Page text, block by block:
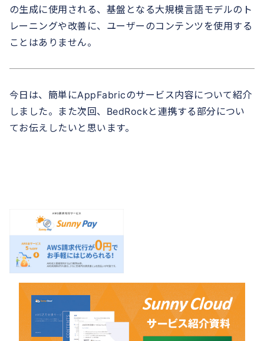
の生成に使用される、基盤となる大規模言語モデルのト
レーニングや改善に、ユーザーのコンテンツを使用する
ことはありません。
今日は、簡単にAppFabricのサービス内容について紹介
しました。また次回、BedRockと連携する部分につい
てお伝えしたいと思います。